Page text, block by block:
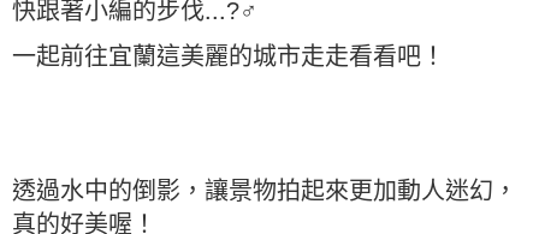
快跟著小編的步伐...?‍♂
一起前往宜蘭這美麗的城市走走看看吧！
透過水中的倒影，讓景物拍起來更加動人迷幻，
真的好美喔！